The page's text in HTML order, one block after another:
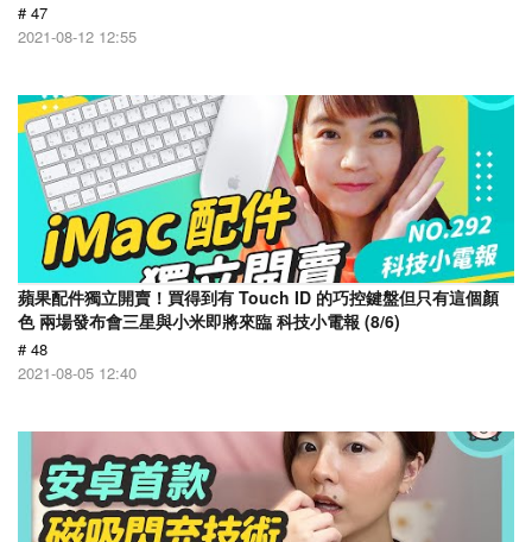
# 47
2021-08-12 12:55
蘋果配件獨立開賣！買得到有 Touch ID 的巧控鍵盤但只有這個顏
色 兩場發布會三星與小米即將來臨 科技小電報 (8/6)
# 48
2021-08-05 12:40